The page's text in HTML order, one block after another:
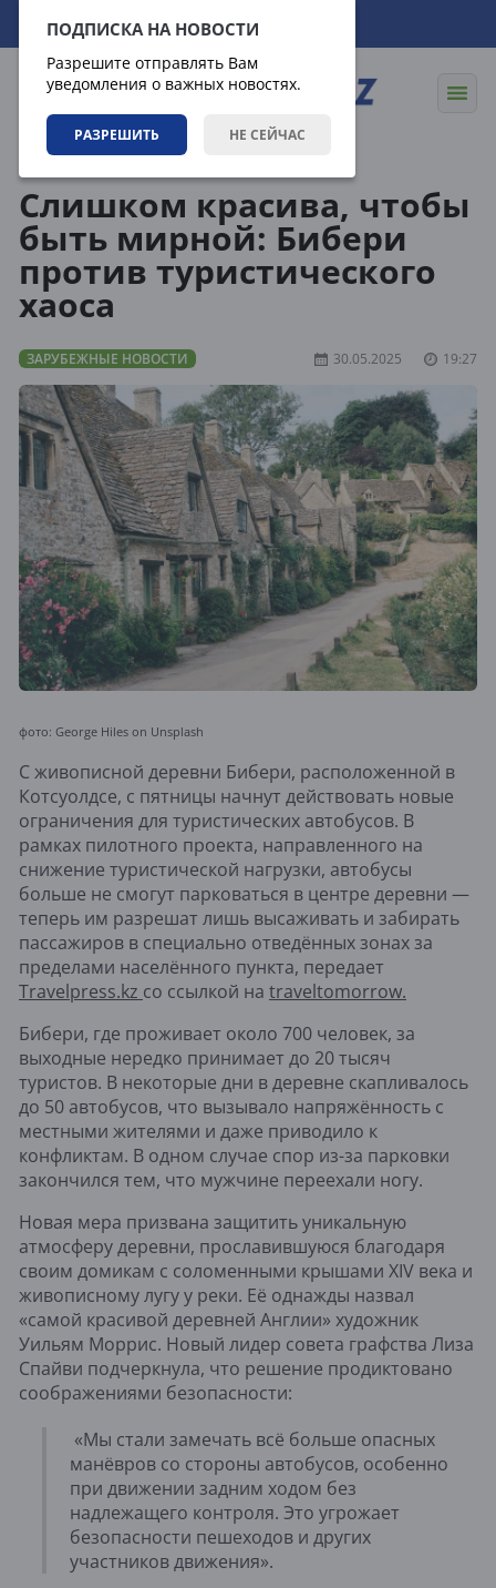
ПОДПИСКА НА НОВОСТИ
Разрешите отправлять Вам
уведомления о важных новостях.
РАЗРЕШИТЬ НЕ СЕЙЧАС
09.08.2026 20:51:13
Слишком красива, чтобы
быть мирной: Бибери
против туристического
хаоса
ЗАРУБЕЖНЫЕ НОВОСТИ 30.05.2025 19:27
фото: George Hiles on Unsplash
С живописной деревни Бибери, расположенной в
Котсуолдсе, с пятницы начнут действовать новые
ограничения для туристических автобусов. В
рамках пилотного проекта, направленного на
снижение туристической нагрузки, автобусы
больше не смогут парковаться в центре деревни —
теперь им разрешат лишь высаживать и забирать
пассажиров в специально отведённых зонах за
пределами населённого пункта, передает
Travelpress.kz со ссылкой на traveltomorrow.
Бибери, где проживает около 700 человек, за
выходные нередко принимает до 20 тысяч
туристов. В некоторые дни в деревне скапливалось
до 50 автобусов, что вызывало напряжённость с
местными жителями и даже приводило к
конфликтам. В одном случае спор из-за парковки
закончился тем, что мужчине переехали ногу.
Новая мера призвана защитить уникальную
атмосферу деревни, прославившуюся благодаря
своим домикам с соломенными крышами XIV века и
живописному лугу у реки. Её однажды назвал
«самой красивой деревней Англии» художник
Уильям Моррис. Новый лидер совета графства Лиза
Спайви подчеркнула, что решение продиктовано
соображениями безопасности:
«Мы стали замечать всё больше опасных
манёвров со стороны автобусов, особенно
при движении задним ходом без
надлежащего контроля. Это угрожает
безопасности пешеходов и других
участников движения».